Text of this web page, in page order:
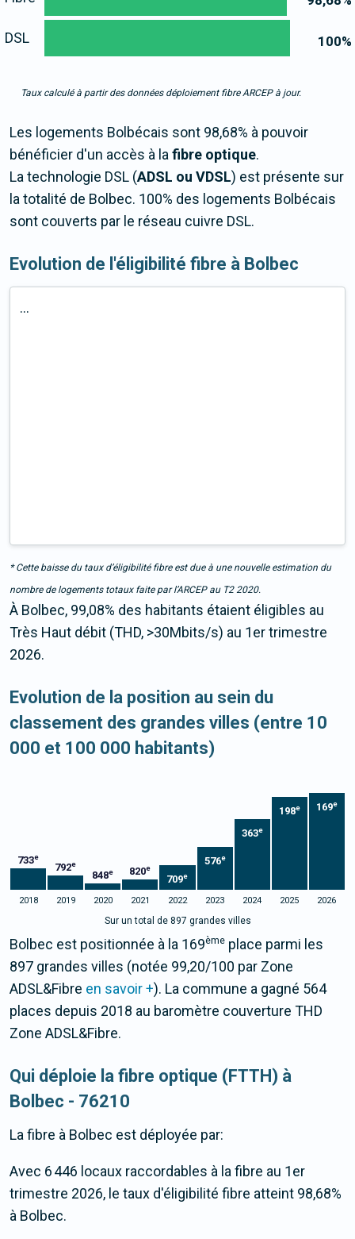
100%
DSL
Taux calculé à partir des données déploiement fibre ARCEP à jour.
Les logements Bolbécais sont 98,68% à pouvoir
bénéficier d'un accès à lafibre optique.
La technologie DSL (ADSL ou VDSL) est présente sur
la totalité de Bolbec. 100% des logements Bolbécais
sont couverts par le réseau cuivre DSL.
Evolution de l'éligibilité fibre à Bolbec
...
* Cette baisse du taux d’éligibilité fibre est due à une nouvelle estimation du
nombre de logements totaux faite par l’ARCEP au T2 2020.
À Bolbec, 99,08% des habitants étaient éligibles au
Très Haut débit (THD, >30Mbits/s) au 1er trimestre
2026.
Evolution de la position au sein du
classement des grandes villes (entre 10
000 et 100 000 habitants)
733e
792e
848e 820e
709e
576e
363e
198e 169e
2018 2019 2020 2021 2022 2023 2024 2025 2026
Sur un total de 897 grandes villes
Bolbec est positionnée à la 169ème place parmi les
897 grandes villes (notée 99,20/100 par Zone
ADSL&Fibre en savoir +). La commune a gagné 564
places depuis 2018 au baromètre couverture THD
Zone ADSL&Fibre.
Qui déploie la fibre optique (FTTH) à
Bolbec - 76210
La fibre à Bolbec est déployée par:
Avec 6 446 locaux raccordables à la fibre au 1er
trimestre 2026, le taux d'éligibilité fibre atteint 98,68%
à Bolbec.